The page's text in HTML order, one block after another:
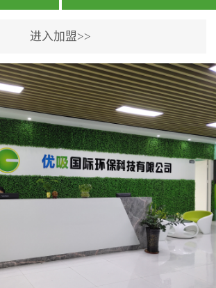
专利保护优势、双甲资质
企业（“室内环境净化治理
甲级施工资质”“室内环境
污染治理资质等级证
书”）、拥有多名高级《环
境工程高级工程师》室内
空气治理资格认证的治理
人员、掌握室内空气净化
治理实用技术和五项专利
技术、八项计算机软件著
作权登记证书等。研发实
进入加盟>>